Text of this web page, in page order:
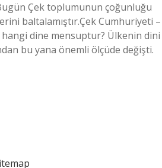
Çek toplumunun çoğunluğu
baltalamıştır.Çek Cumhuriyeti –
hangi dine mensuptur? Ülkenin dini
bu yana önemli ölçüde değişti.